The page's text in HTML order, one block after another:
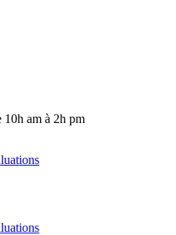
am à 2h pm